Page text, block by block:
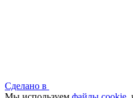
Сделано в